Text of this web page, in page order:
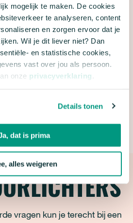
mogelijk te maken. De cookies
te analyseren, content
en zorgen ervoor dat je
Wil je dit liever niet? Dan
en statistische cookies,
vast over jou als persoon.
onze privacyverklaring
Details tonen
dat is prima
alles weigeren
cateraars en
en gemotiveerd
Alles is nodig om van
routine te maken.
op 25 juli 2020 gepubliceerd
vragen kun je terecht bij een